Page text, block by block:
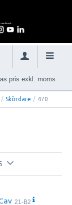
pris exkl. moms
/ Skördare / 470
21-B2